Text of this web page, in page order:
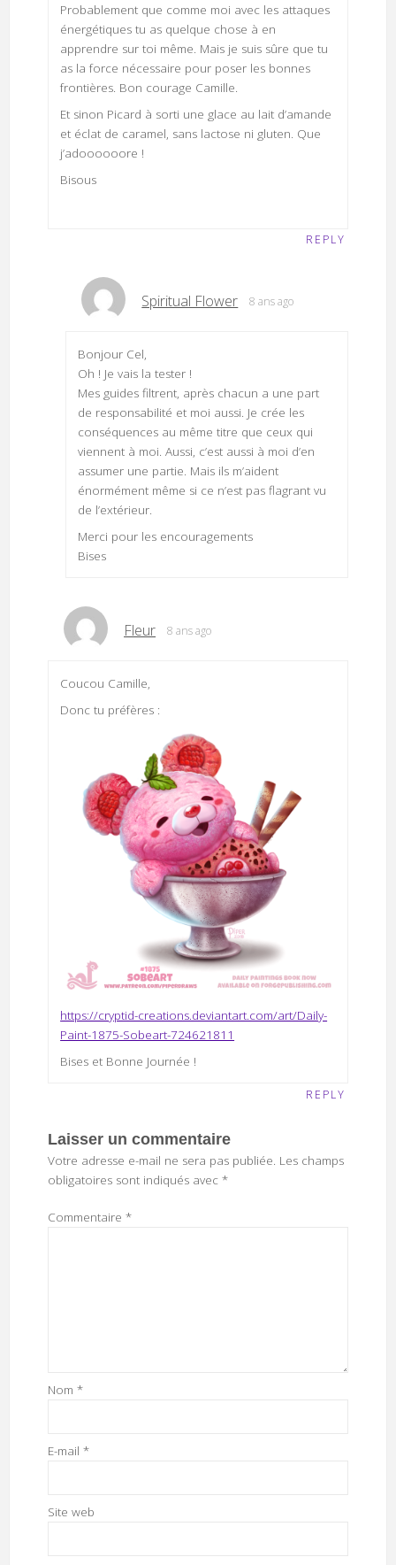
Probablement que comme moi avec les attaques
énergétiques tu as quelque chose à en
apprendre sur toi même. Mais je suis sûre que tu
as la force nécessaire pour poser les bonnes
frontières. Bon courage Camille.
Et sinon Picard à sorti une glace au lait d’amande
et éclat de caramel, sans lactose ni gluten. Que
j’adoooooore !
Bisous
REPLY
Spiritual Flower 8 ans ago
Bonjour Cel,
Oh ! Je vais la tester !
Mes guides filtrent, après chacun a une part
de responsabilité et moi aussi. Je crée les
conséquences au même titre que ceux qui
viennent à moi. Aussi, c’est aussi à moi d’en
assumer une partie. Mais ils m’aident
énormément même si ce n’est pas flagrant vu
de l’extérieur.
Merci pour les encouragements
Bises
Fleur 8 ans ago
Coucou Camille,
Donc tu préfères :
https://cryptid-creations.deviantart.com/art/Daily-
Paint-1875-Sobeart-724621811
Bises et Bonne Journée !
REPLY
Laisser un commentaire
Votre adresse e-mail ne sera pas publiée. Les champs
obligatoires sont indiqués avec *
Commentaire *
Nom *
E-mail *
Site web